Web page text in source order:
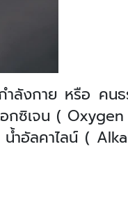
ลังกาย หรือ คนธ
ซิเจน ( Oxygen
น้ำอัลคาไลน์ (